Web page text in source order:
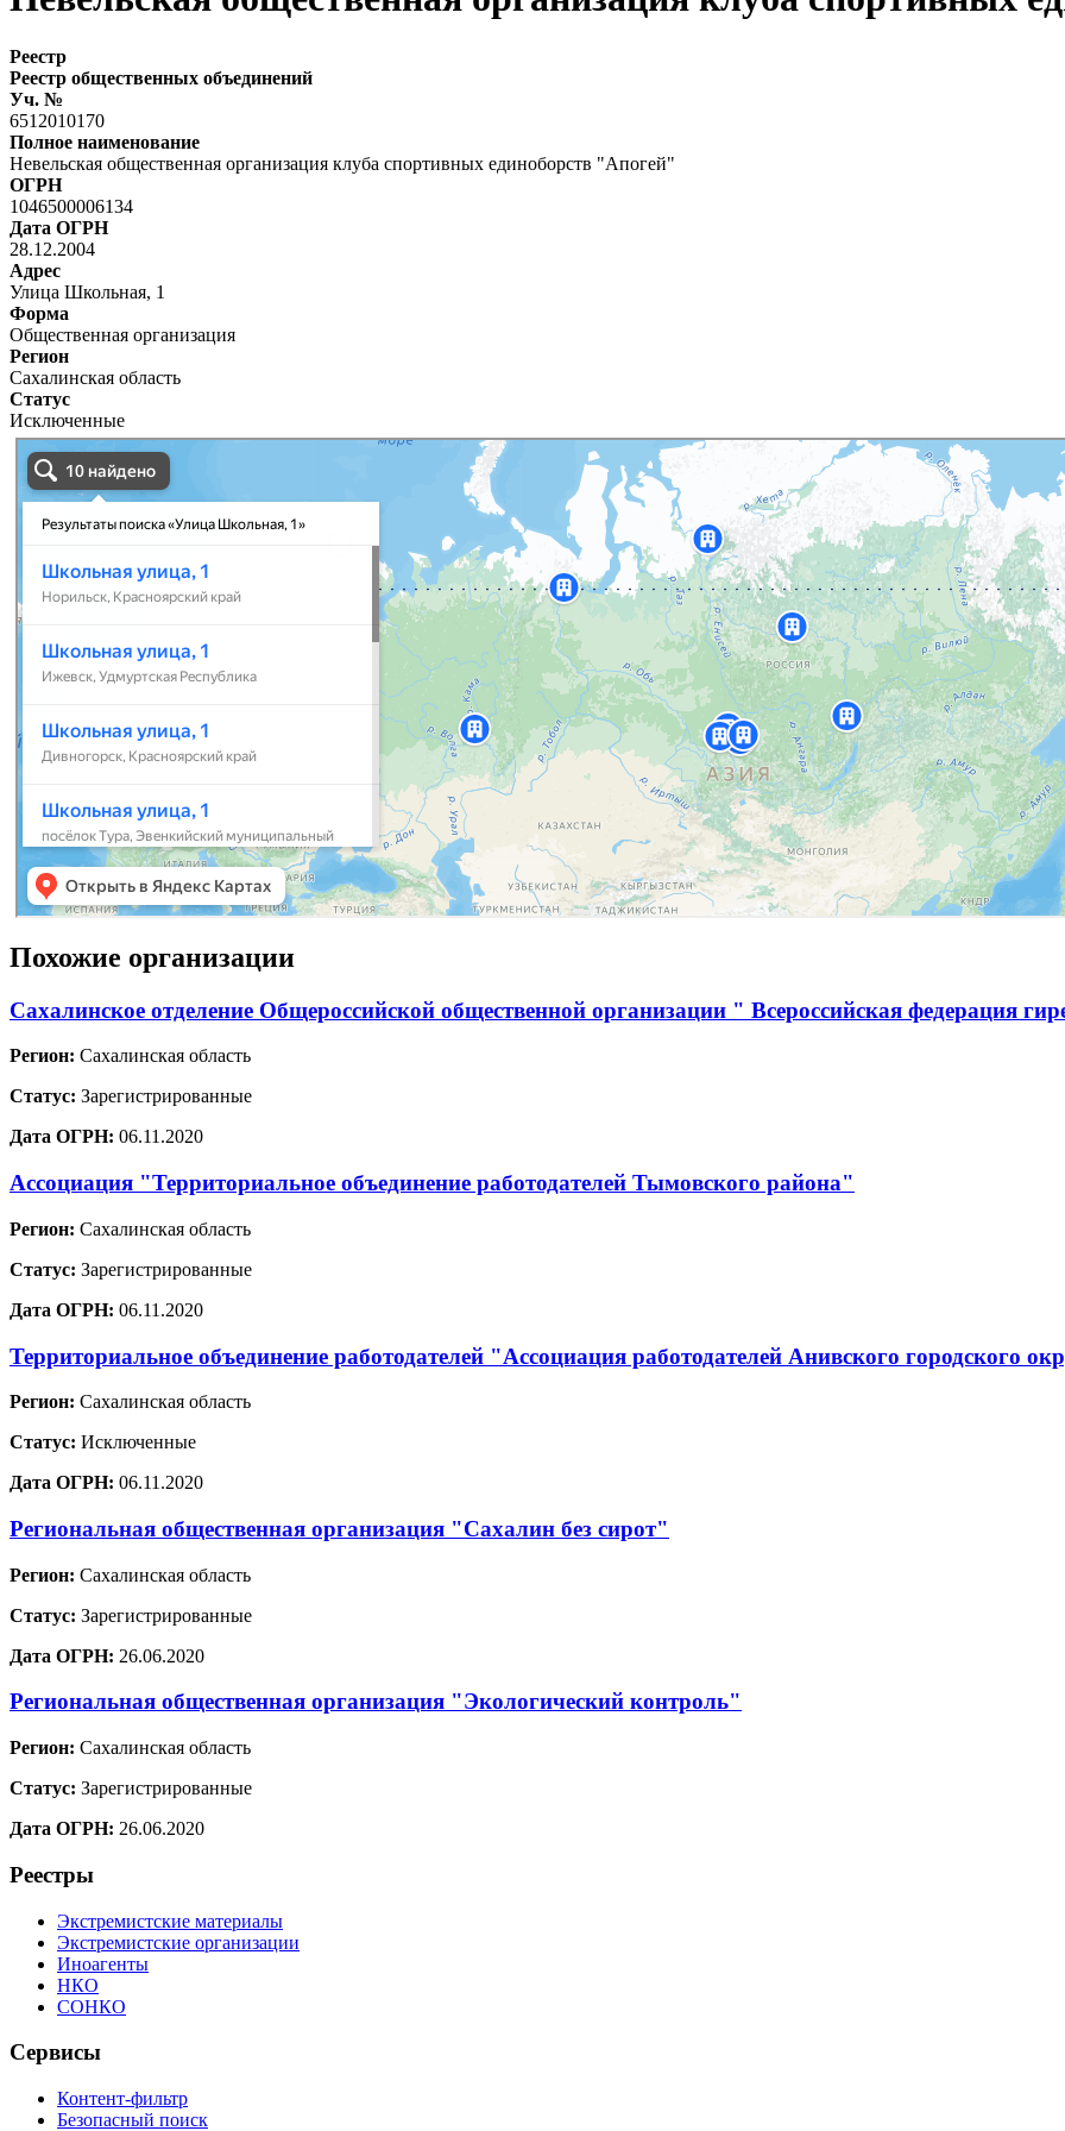
Реестр
Реестр общественных объединений
Уч. №
6512010170
Полное наименование
Невельская общественная организация клуба спортивных единоборств "Апогей"
ОГРН
1046500006134
Дата ОГРН
28.12.2004
Адрес
Улица Школьная, 1
Форма
Общественная организация
Регион
Сахалинская область
Статус
Исключенные
Похожие организации
Сахалинское отделение Общероссийской общественной организации " Всероссийская федерация
Регион: Сахалинская область
Статус: Зарегистрированные
Дата ОГРН: 06.11.2020
Ассоциация "Территориальное объединение работодателей Тымовского района"
Регион: Сахалинская область
Статус: Зарегистрированные
Дата ОГРН: 06.11.2020
Территориальное объединение работодателей "Ассоциация работодателей Анивского городского
Регион: Сахалинская область
Статус: Исключенные
Дата ОГРН: 06.11.2020
Региональная общественная организация "Сахалин без сирот"
Регион: Сахалинская область
Статус: Зарегистрированные
Дата ОГРН: 26.06.2020
Региональная общественная организация "Экологический контроль"
Регион: Сахалинская область
Статус: Зарегистрированные
Дата ОГРН: 26.06.2020
Реестры
Экстремистские материалы
Экстремистские организации
Иноагенты
НКО
СОНКО
Сервисы
Контент-фильтр
Безопасный поиск